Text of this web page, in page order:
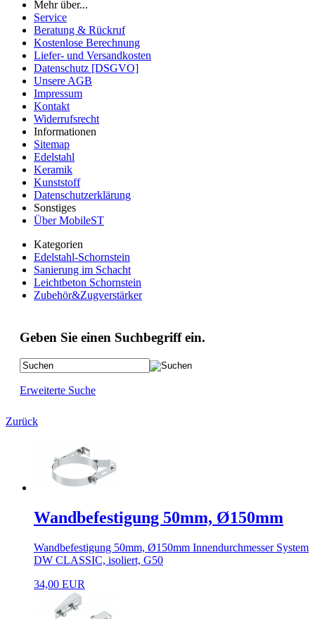
Mehr über...
Service
Beratung & Rückruf
Kostenlose Berechnung
Liefer- und Versandkosten
Datenschutz [DSGVO]
Unsere AGB
Impressum
Kontakt
Widerrufsrecht
Informationen
Sitemap
Edelstahl
Keramik
Kunststoff
Datenschutzerklärung
Sonstiges
Über MobileST
Kategorien
Edelstahl-Schornstein
Sanierung im Schacht
Leichtbeton Schornstein
Zubehör&Zugverstärker
Geben Sie einen Suchbegriff ein.
Erweiterte Suche
Zurück
Wandbefestigung 50mm, Ø150mm
Wandbefestigung 50mm, Ø150mm Innendurchmesser System
DW CLASSIC, isoliert, G50
34,00 EUR